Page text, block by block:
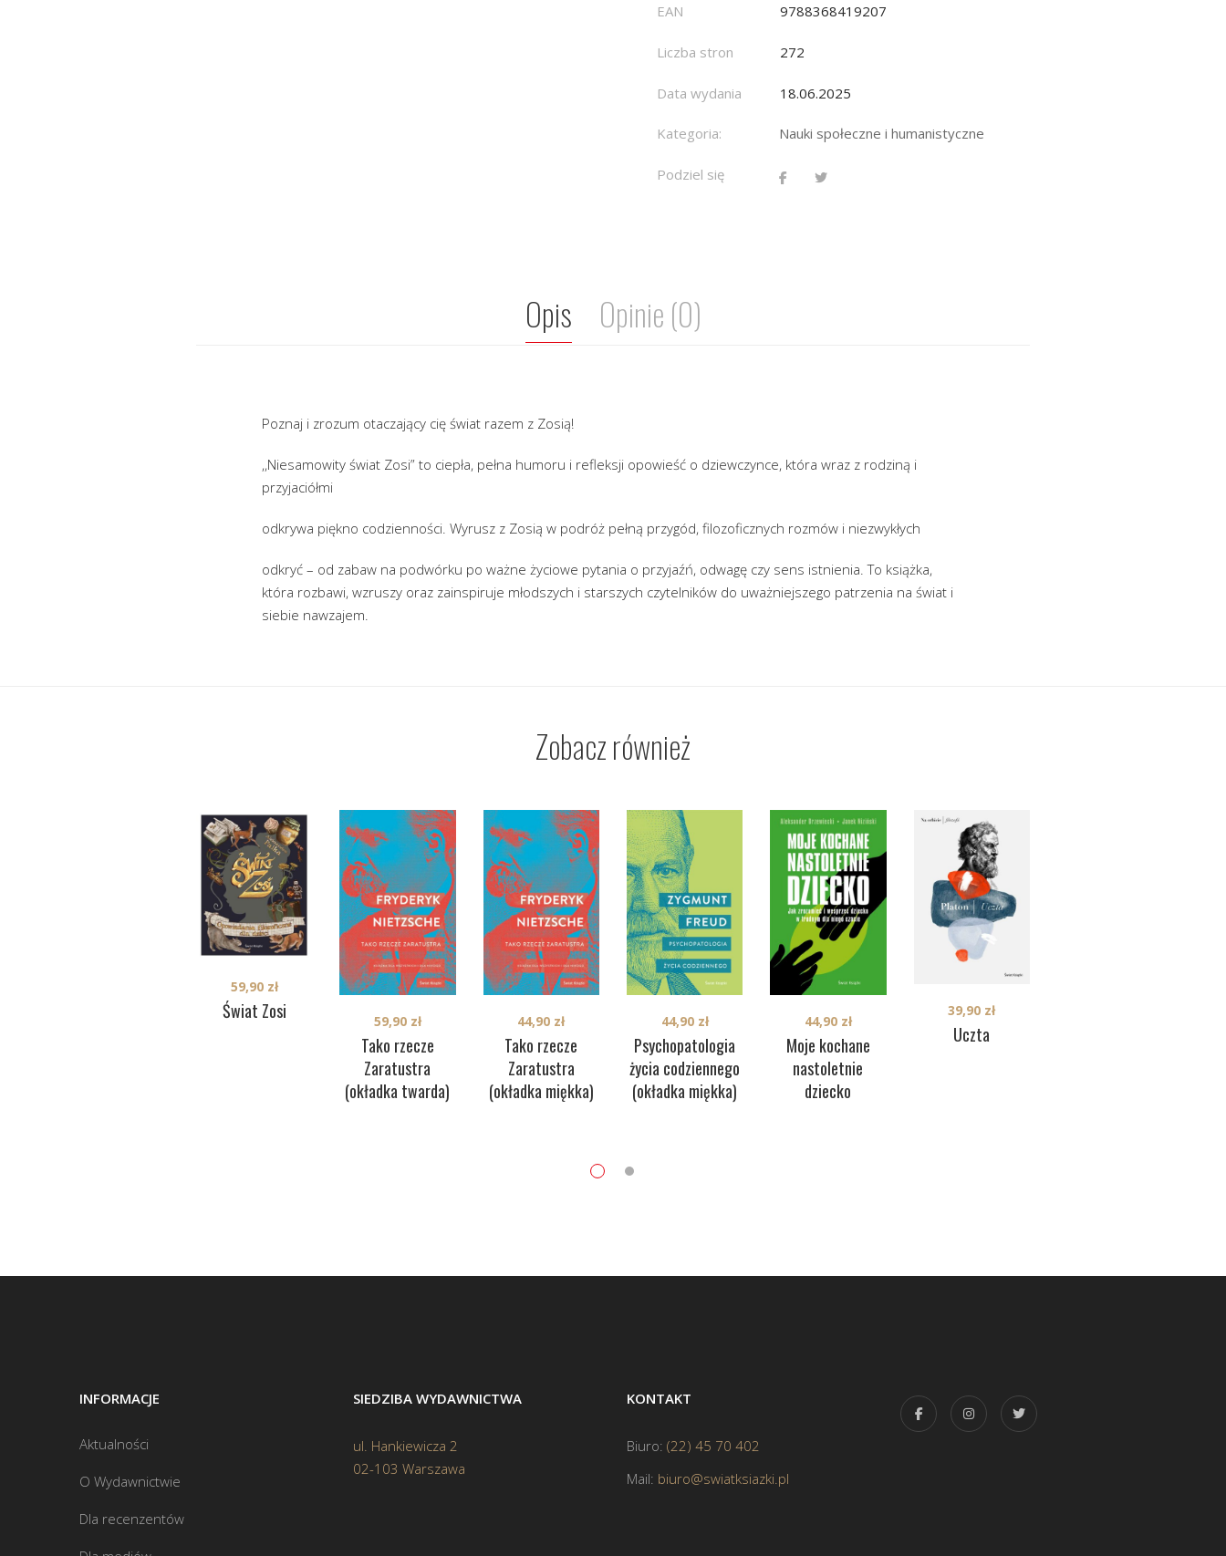
EAN 9788368419207
Liczba stron 272
Data wydania 18.06.2025
Kategoria: Nauki społeczne i humanistyczne
Podziel się
Opis Opinie (0)
Poznaj i zrozum otaczający cię świat razem z Zosią!
,,Niesamowity świat Zosi” to ciepła, pełna humoru i refleksji opowieść o dziewczynce, która wraz z rodziną i
przyjaciółmi
odkrywa piękno codzienności. Wyrusz z Zosią w podróż pełną przygód, filozoficznych rozmów i niezwykłych
odkryć – od zabaw na podwórku po ważne życiowe pytania o przyjaźń, odwagę czy sens istnienia. To książka,
która rozbawi, wzruszy oraz zainspiruje młodszych i starszych czytelników do uważniejszego patrzenia na świat i
siebie nawzajem.
Zobacz również
Świat Zosi
59,90 zł
Tako rzecze
Zaratustra
(okładka twarda)
59,90 zł
Tako rzecze
Zaratustra
(okładka miękka)
44,90 zł
Psychopatologia
życia codziennego
(okładka miękka)
44,90 zł
Moje kochane
nastoletnie
dziecko
44,90 zł
Uczta
39,90 zł
INFORMACJE
Aktualności
O Wydawnictwie
Dla recenzentów
SIEDZIBA WYDAWNICTWA
ul. Hankiewicza 2
02-103 Warszawa
KONTAKT
Biuro: (22) 45 70 402
Mail: biuro@swiatksiazki.pl